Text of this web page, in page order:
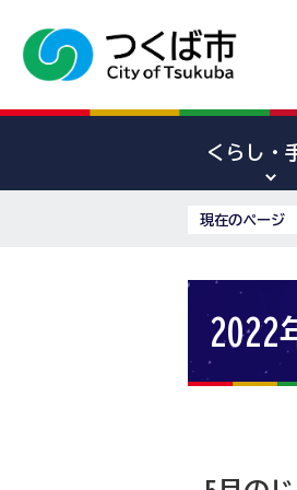
くらし・
現在のページ
2022